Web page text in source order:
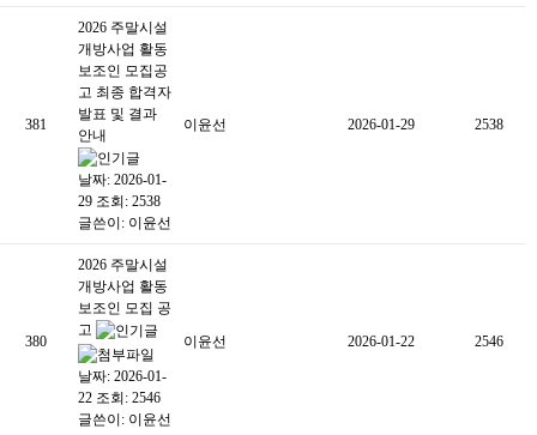
381
2026 주말시설
개방사업 활동
보조인 모집공
고 최종 합격자
발표 및 결과
안내
날짜: 2026-01-
29 조회: 2538
글쓴이: 이윤선
이윤선 2026-01-29 2538
380
2026 주말시설
개방사업 활동
보조인 모집 공
고
날짜: 2026-01-
22 조회: 2546
글쓴이: 이윤선
이윤선 2026-01-22 2546